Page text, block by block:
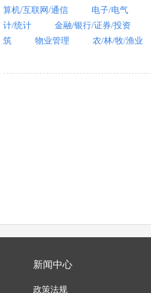
算机/互联网/通信
电子/电气
计/统计
金融/银行/证券/投资
筑
物业管理 农/林/牧/渔业
新闻中心
政策法规